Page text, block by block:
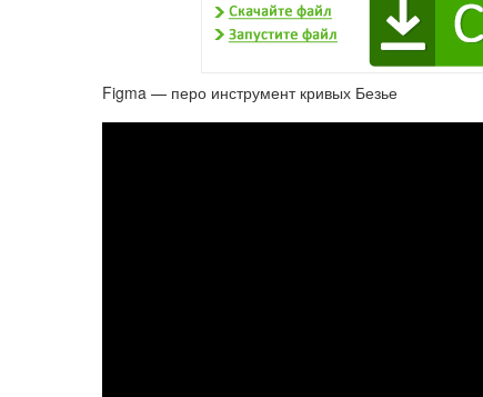
Figma — перо инструмент кривых Безье